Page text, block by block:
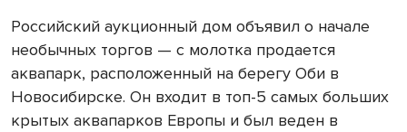
Российский аукционный дом объявил о начале
необычных торгов — с молотка продается
аквапарк, расположенный на берегу Оби в
Новосибирске. Он входит в топ-5 самых больших
крытых аквапарков Европы и был веден в